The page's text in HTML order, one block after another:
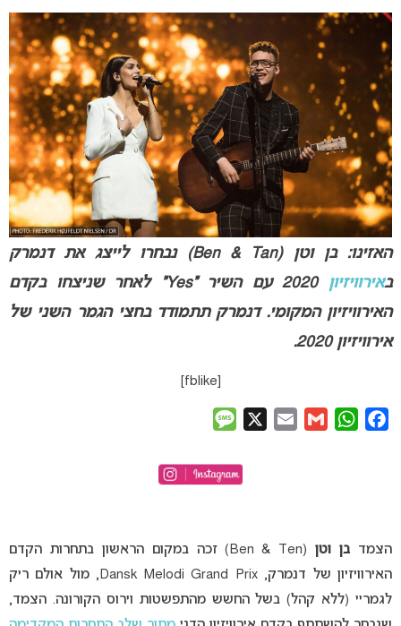
האזינו: בן וטן (Ben & Tan) נבחרו לייצג את דנמרק
באירוויזיון
2020 עם השיר “Yes” לאחר שניצחו בקדם
האירוויזיון המקומי. דנמרק תתמודד בחצי הגמר השני של
אירוויזיון 2020.
Facebook
WhatsApp
Gmail
Email
הצמד בן וטן
(Ben & Ten) זכה במקום הראשון בתחרות הקדם
האירוויזיון של דנמרק, Dansk Melodi Grand Prix, מול אולם ריק
לגמריי (ללא קהל) בשל החשש מהתפשטות וירוס הקורונה. הצמד,